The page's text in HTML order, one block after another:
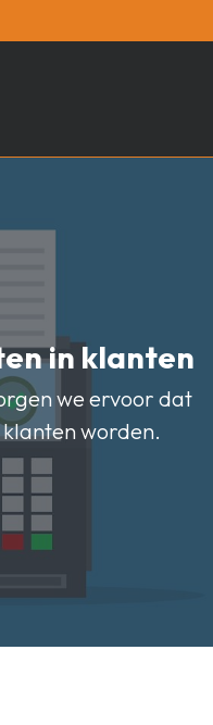
in klanten
we ervoor dat
klanten worden.